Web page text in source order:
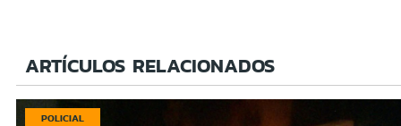
ARTÍCULOS RELACIONADOS
POLICIAL